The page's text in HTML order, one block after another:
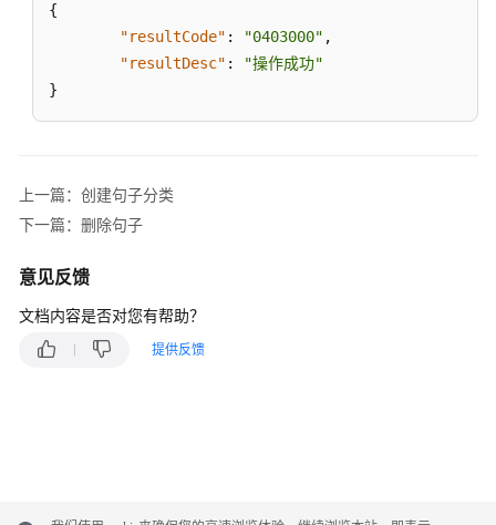
智
质
功
能
成
{
"resultCode" : "0403000" ,
"resultDesc" :
"操作成功"
}
上一篇：创建句子分类
下一篇：删除句子
意见反馈
文档内容是否对您有帮助？
提供反馈